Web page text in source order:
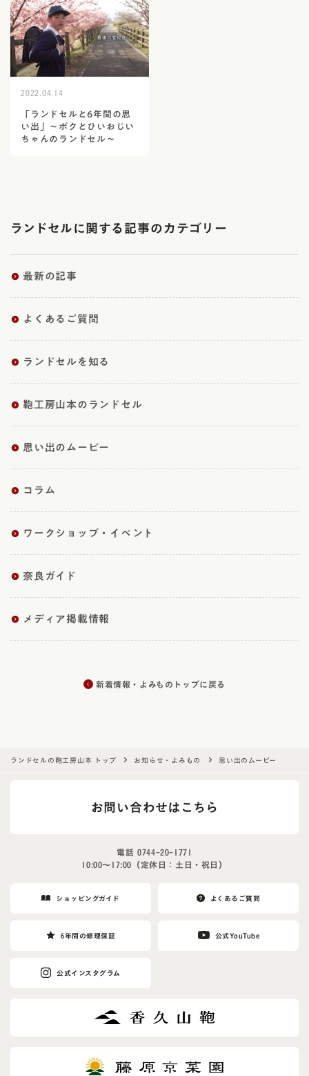
2022.04.14
「ランドセルと6年間の思
い出」～ボクとひいおじい
ちゃんのランドセル～
ランドセルに関する記事のカテゴリー
最新の記事
よくあるご質問
ランドセルを知る
鞄工房山本のランドセル
思い出のムービー
コラム
ワークショップ・イベント
奈良ガイド
メディア掲載情報
新着情報・よみものトップに戻る
ランドセルの鞄工房山本 トップ お知らせ・よみもの 思い出のムービー
お問い合わせはこちら
電話0744-20-1771
10:00〜17:00（定休日：土日・祝日）
ショッピングガイド よくあるご質問
6年間の修理保証 公式YouTube
公式インスタグラム